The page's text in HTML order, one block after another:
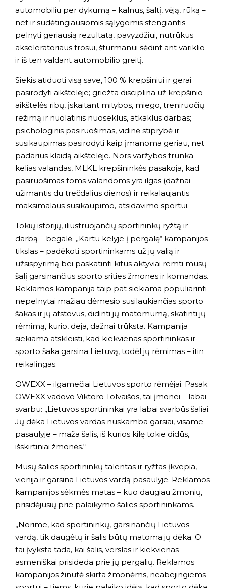
automobiliu per dykumą – kalnus, šaltį, vėją, rūką –
net ir sudėtingiausiomis sąlygomis stengiantis
pelnyti geriausią rezultatą, pavyzdžiui, nutrūkus
akseleratoriaus trosui, šturmanui sėdint ant variklio
ir iš ten valdant automobilio greitį.
Siekis atiduoti visą save, 100 % krepšiniui ir gerai
pasirodyti aikštelėje; griežta disciplina už krepšinio
aikštelės ribų, įskaitant mitybos, miego, treniruočių
režimą ir nuolatinis nuoseklus, atkaklus darbas;
psichologinis pasiruošimas, vidinė stiprybė ir
susikaupimas pasirodyti kaip įmanoma geriau, net
padarius klaidą aikštelėje. Nors varžybos trunka
kelias valandas, MLKL krepšininkės pasakoja, kad
pasiruošimas toms valandoms yra ilgas (dažnai
užimantis du trečdalius dienos) ir reikalaujantis
maksimalaus susikaupimo, atsidavimo sportui.
Tokių istorijų, iliustruojančių sportininkų ryžtą ir
darbą – begalė. „Kartu kelyje į pergalę“ kampanijos
tikslas – padėkoti sportininkams už jų valią ir
užsispyrimą bei paskatinti kitus aktyviai remti mūsų
šalį garsinančius sporto srities žmones ir komandas.
Reklamos kampanija taip pat siekiama populiarinti
nepelnytai mažiau dėmesio susilaukiančias sporto
šakas ir jų atstovus, didinti jų matomumą, skatinti jų
rėmimą, kurio, deja, dažnai trūksta. Kampanija
siekiama atskleisti, kad kiekvienas sportininkas ir
sporto šaka garsina Lietuvą, todėl jų rėmimas – itin
reikalingas.
OWEXX – ilgamečiai Lietuvos sporto rėmėjai. Pasak
OWEXX vadovo Viktoro Tolvaišos, tai įmonei – labai
svarbu: „Lietuvos sportininkai yra labai svarbūs šaliai.
Jų dėka Lietuvos vardas nuskamba garsiai, visame
pasaulyje – maža šalis, iš kurios kilę tokie didūs,
išskirtiniai žmonės.“
Mūsų šalies sportininkų talentas ir ryžtas įkvepia,
vienija ir garsina Lietuvos vardą pasaulyje. Reklamos
kampanijos sėkmės matas – kuo daugiau žmonių,
prisidėjusių prie palaikymo šalies sportininkams.
„Norime, kad sportininkų, garsinančių Lietuvos
vardą, tik daugėtų ir šalis būtų matoma jų dėka. O
tai įvyksta tada, kai šalis, verslas ir kiekvienas
asmeniškai prisideda prie jų pergalių. Reklamos
kampanijos žinutė skirta žmonėms, neabejingiems